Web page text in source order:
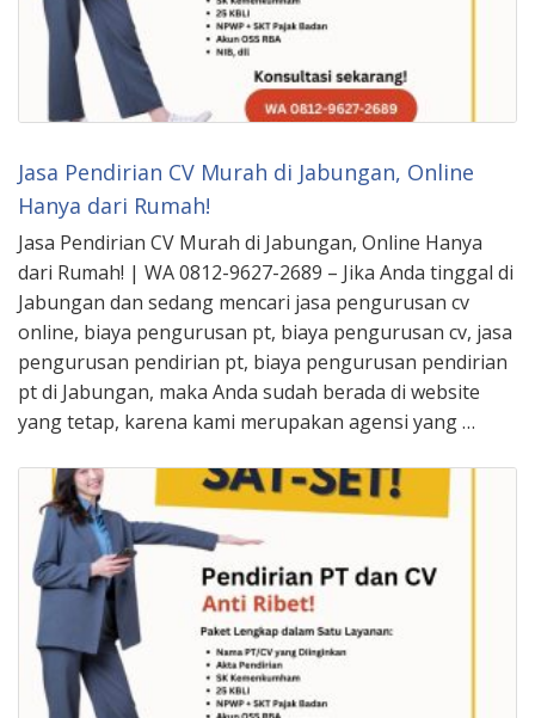
Jasa Pendirian CV Murah di Jabungan, Online
Hanya dari Rumah!
Jasa Pendirian CV Murah di Jabungan, Online Hanya
dari Rumah! | WA 0812-9627-2689 – Jika Anda tinggal di
Jabungan dan sedang mencari jasa pengurusan cv
online, biaya pengurusan pt, biaya pengurusan cv, jasa
pengurusan pendirian pt, biaya pengurusan pendirian
pt di Jabungan, maka Anda sudah berada di website
yang tetap, karena kami merupakan agensi yang …